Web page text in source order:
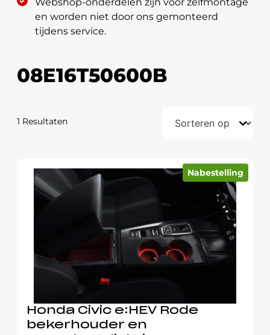
en worden niet door ons gemonteerd
tijdens service.
08E16T50600B
1 Resultaten
Nabestelling
Honda Civic e:HEV Rode
bekerhouder en